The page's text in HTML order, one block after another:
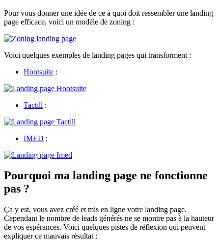
Pour vous donner une idée de ce à quoi doit ressembler une landing
page efficace, voici un modèle de zoning :
Voici quelques exemples de landing pages qui transforment :
Hootsuite :
Tactill :
IMED :
Pourquoi ma landing page ne fonctionne
pas ?
Ça y est, vous avez créé et mis en ligne votre landing page.
Cependant le nombre de leads générés ne se montre pas à la hauteur
de vos espérances. Voici quelques pistes de réflexion qui peuvent
expliquer ce mauvais résultat :